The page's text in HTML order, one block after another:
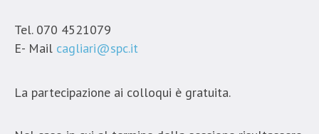
Tel. 070 4521079
E- Mail cagliari@spc.it
La partecipazione ai colloqui è gratuita.